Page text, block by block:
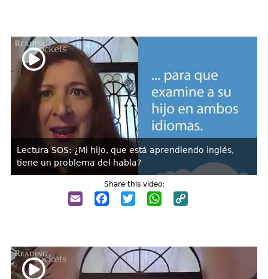
Lectura SOS: ¿Mi hijo, que está aprendiendo inglés,
tiene un problema del habla?
Share this video:
EmailFacebook
TwitterWhatsApp